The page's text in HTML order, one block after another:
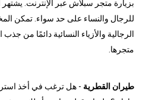
بزيارة متجر سبلاش عبر الإنترنت.
للرجال والنساء على حد سواء. تمكن
الرجالية والأزياء النسائية دائمًا من جذب
متجرها.
طيران القطرية - هل ترغب في أخذ